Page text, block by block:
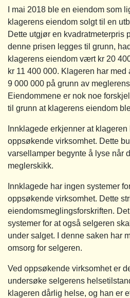
I mai 2018 ble en eiendom som
klagerens eiendom solgt til en
Dette utgjør en kvadratmeterpris
denne prisen legges til grunn,
klagerens eiendom vært kr 20
kr 11 400 000. Klageren har med
9 000 000 på grunn av
Eiendommene er nok noe
til grunn at klagerens eiendom
Innklagede erkjenner at
oppsøkende virksomhet. Dette
varsellamper begynte å lyse når
meglerskikk.
Innklagede har ingen systemer
oppsøkende virksomhet. Dette
eiendomsmeglingsforskriften.
systemer for at også selgeren
under salget. I denne saken har
omsorg for selgeren.
Ved oppsøkende virksomhet er
undersøke selgerens
klageren dårlig helse, og han er